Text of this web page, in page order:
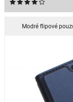
Modré flipové